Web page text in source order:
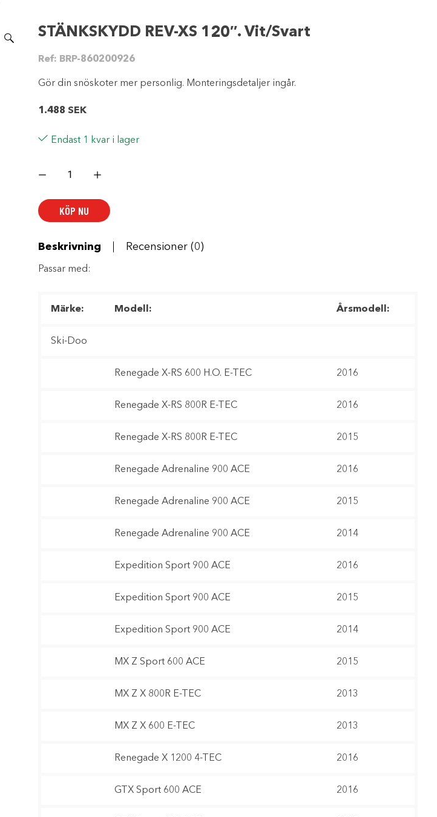
STÄNKSKYDD REV-XS 120″. Vit/Svart
Ref: BRP-860200926
Gör din snöskoter mer personlig. Monteringsdetaljer ingår.
1.488 SEK
Endast 1 kvar i lager
REV-
Vit/Svart
mängd
KÖP NU
Beskrivning Recensioner (0)
Passar med:
Märke: Modell: Årsmodell:
Ski-Doo
Renegade X-RS 600 H.O. E-TEC 2016
Renegade X-RS 800R E-TEC 2016
Renegade X-RS 800R E-TEC 2015
Renegade Adrenaline 900 ACE 2016
Renegade Adrenaline 900 ACE 2015
Renegade Adrenaline 900 ACE 2014
Expedition Sport 900 ACE 2016
Expedition Sport 900 ACE 2015
Expedition Sport 900 ACE 2014
MX Z Sport 600 ACE 2015
MX Z X 800R E-TEC 2013
MX Z X 600 E-TEC 2013
Renegade X 1200 4-TEC 2016
GTX Sport 600 ACE 2016